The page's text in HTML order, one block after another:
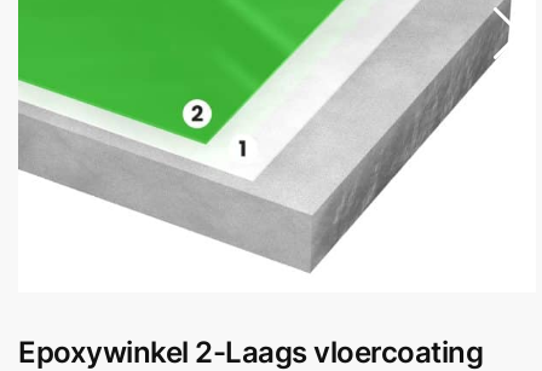
Epoxywinkel 2-Laags vloercoating